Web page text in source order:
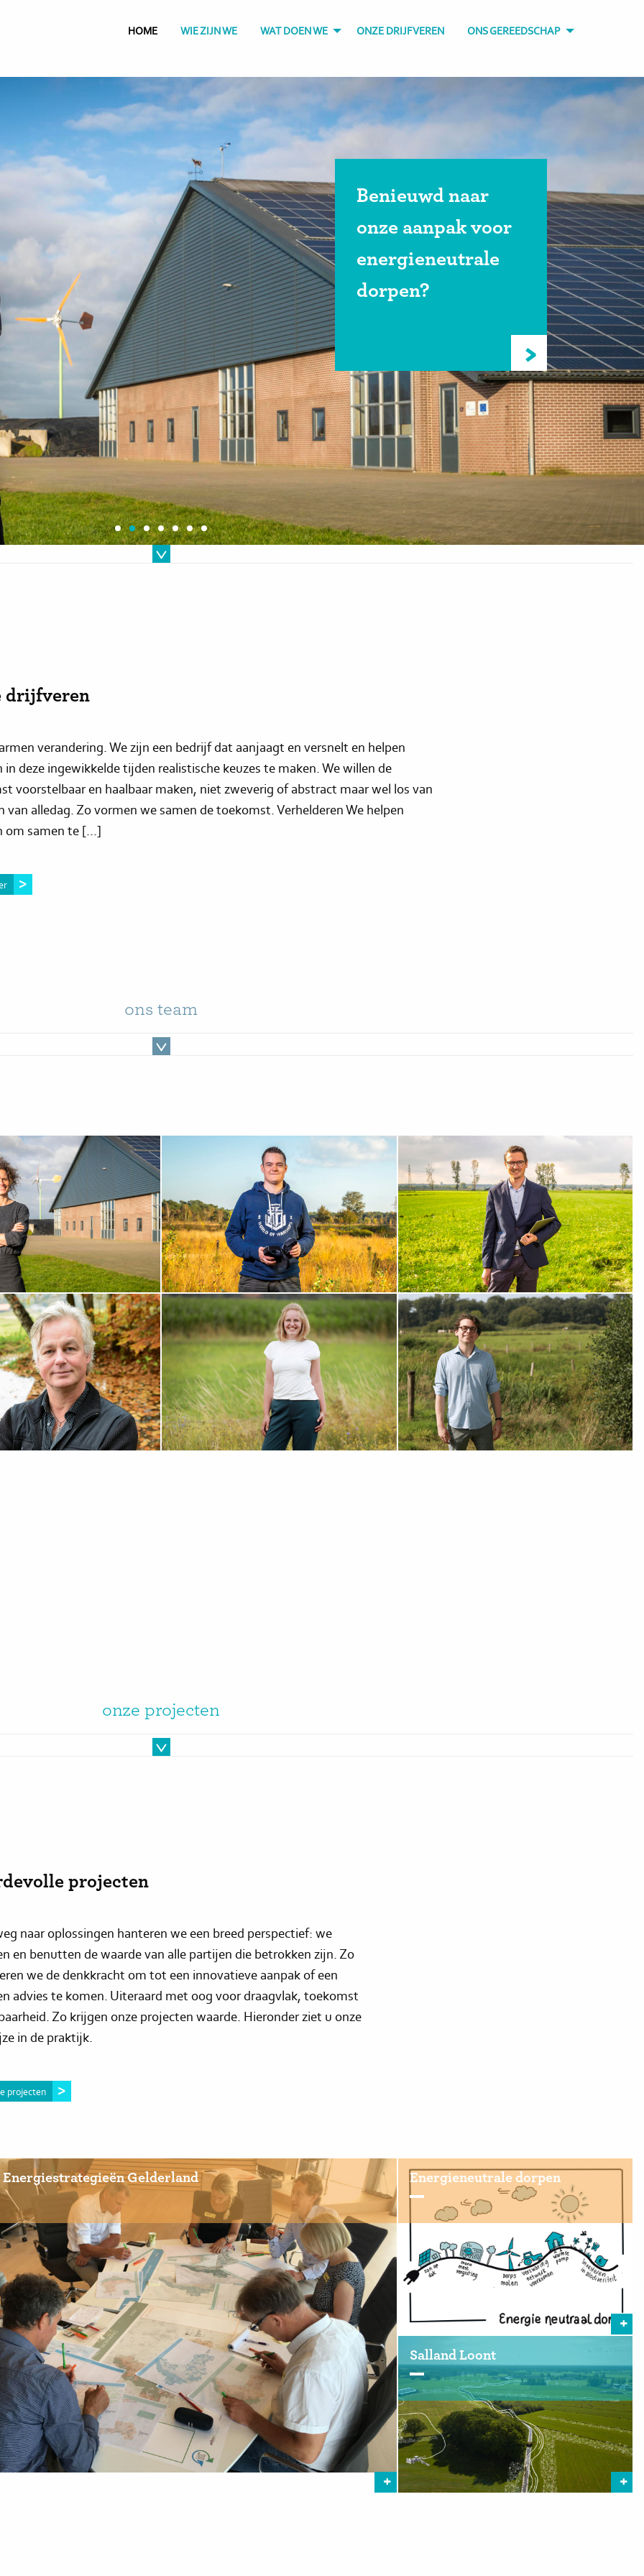
HOME WIE ZIJN WE WAT DOEN WE ONZE DRIJFVEREN ONS GEREEDSCHAP
Benieuwd naar
onze aanpak voor
energieneutrale
dorpen?
drijfveren
verandering. We zijn een bedrijf dat aanjaagt en versnelt en helpen
in deze ingewikkelde tijden realistische keuzes te maken. We willen de
voorstelbaar en haalbaar maken, niet zweverig of abstract maar wel los van
van alledag. Zo vormen we samen de toekomst. Verhelderen We helpen
om samen te […]
ons team
BEKIJK MIJN PROFIEL
BEKIJK MIJN PROFIEL
BEKIJK MIJN PROFIEL
BEKIJK MIJN PROFIEL
onze projecten
projecten
naar oplossingen hanteren we een breed perspectief: we
en benutten de waarde van alle partijen die betrokken zijn. Zo
we de denkkracht om tot een innovatieve aanpak of een
advies te komen. Uiteraard met oog voor draagvlak, toekomst
Zo krijgen onze projecten waarde. Hieronder ziet u onze
in de praktijk.
projecten
Energiestrategieën Gelderland Energieneutrale dorpen
Salland Loont